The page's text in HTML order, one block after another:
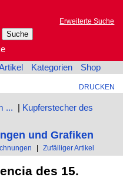
Erweiterte Suche
Kategorien Shop
DRUCKEN
... | Kupferstecher des
und Grafiken
| Zufälliger Artikel
des 15.